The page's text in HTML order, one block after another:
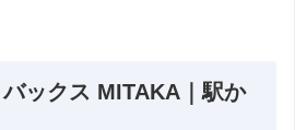
ックス MITAKA｜駅か